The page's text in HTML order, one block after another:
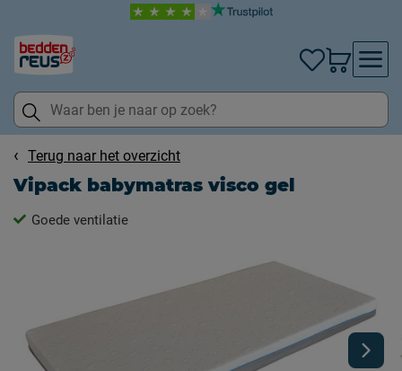
Terug naar het overzicht
Vipack babymatras visco gel
Goede ventilatie